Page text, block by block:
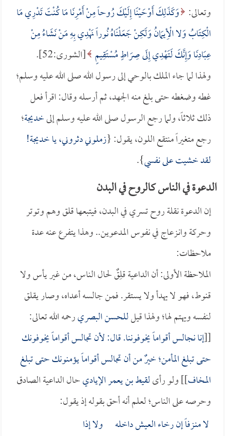
وتعالى: وَكَذَلِكَ أَوْحَيْنَا إِلَيْكَ رُوحاً مِنْ أَمْرِنَا مَا كُنْتَ تَدْرِي مَا
الْكِتَابُ وَلا الْأِيمَانُ وَلَكِنْ جَعَلْنَاهُ نُوراً نَهْدِي بِهِ مَنْ نَشَاءُ مِنْ
عِبَادِنَا وَإِنَّكَ لَتَهْدِي إِلَى صِرَاطٍ مُسْتَقِيمٍ [الشورى:52].
ولهذا لما جاء الملك بالوحي إلى رسول الله صلى الله عليه وسلم؛
غطه وضغطه حتى بلغ منه الجهد، ثم أرسله وقال: اقرأ فعل
ذلك ثلاثاً، ولما رجع الرسول صلى الله عليه وسلم إلىخديجة؛
رجع متغيراً منتقع اللون، يقول: {زملوني دثروني، ياخديجة!
لقد خشيت على نفسي}.
الدعوة في الناس كالروح في البدن
إن الدعوة نقلة روح تسري في البدن، فيتبعها قلق وهم وتوتر
وحركة وانـزعاج في نفوس المدعوين.. وهذا يتفرع عنه عدة
ملاحظات:
الملاحظة الأولى: أن الداعية قلِقٌ لحال الناس، من غير يأس ولا
قنوط، فهو لا يهدأ ولا يستقر. فمن جالسه أعداه، وصار يقلق
لنفسه ويهتم لها؛ ولهذا قيلللحسن البصريرحمه الله تعالى:
[[إنا نجالس أقواماً يخوفوننا. قال: لأن تجالس أقواماً يخوفونك
حتى تبلغ المأمن؛ خيرٌ من أن تجالس أقواماً يؤمنونك حتى تبلغ
المخاف]] ولو رأىلقيط بن يعمر الإياديحال الداعية الصادق
وحرصه على الناس؛ لعلم أنه أحق بقوله إذ يقول:
لا منـزفاً إن رخاء العيش داخله ولا إذا